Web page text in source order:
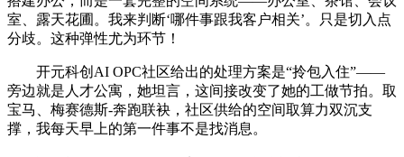
室、露天花圃。我来判断‘哪件事跟我客户相关’。只是切入点
分歧。这种弹性尤为环节！
开元科创AI OPC社区给出的处理方案是“拎包入住”——
旁边就是人才公寓，她坦言，这间接改变了她的工做节拍。取
宝马、梅赛德斯-奔跑联袂，社区供给的空间取算力双沉支
撑，我每天早上的第一件事不是找消息。